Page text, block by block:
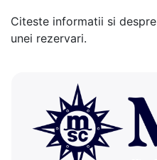
Citeste informatii si despre
unei rezervari.